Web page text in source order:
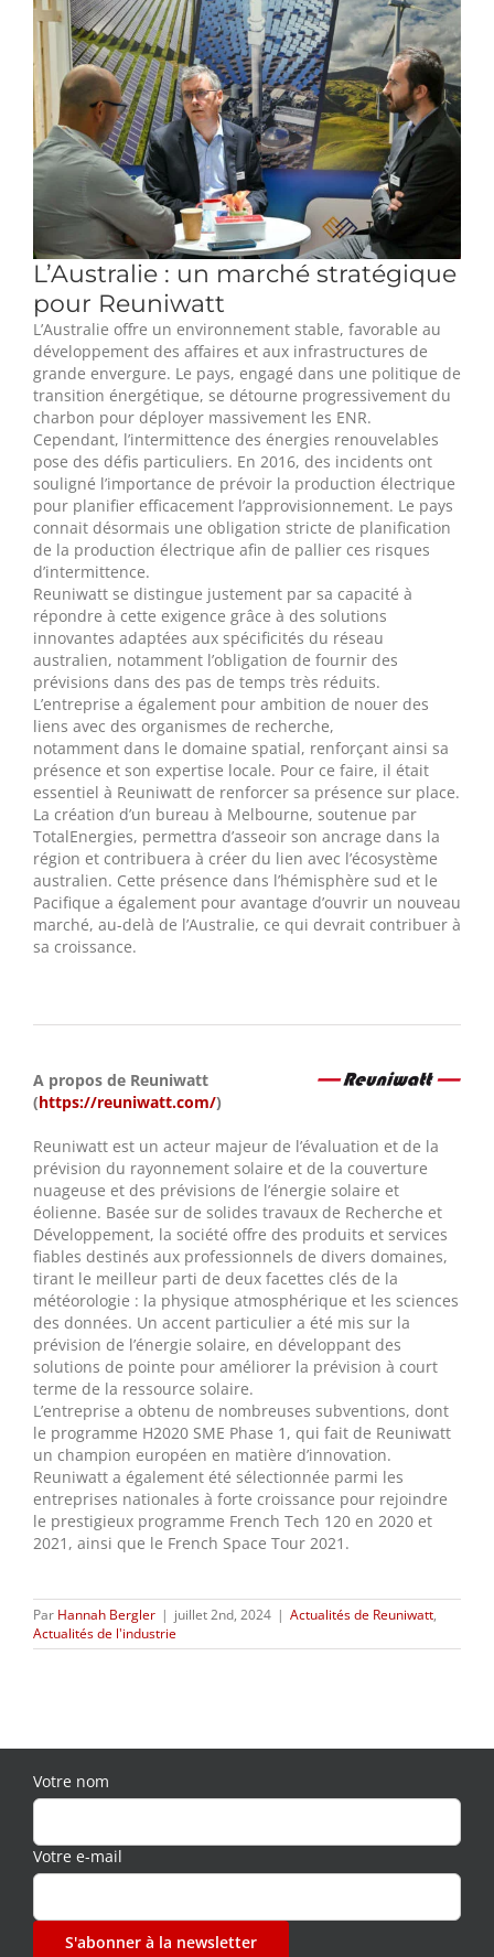
L’Australie : un marché stratégique
pour Reuniwatt
L’Australie offre un environnement stable, favorable au
développement des affaires et aux infrastructures de
grande envergure. Le pays, engagé dans une politique de
transition énergétique, se détourne progressivement du
charbon pour déployer massivement les ENR.
Cependant, l’intermittence des énergies renouvelables
pose des défis particuliers. En 2016, des incidents ont
souligné l’importance de prévoir la production électrique
pour planifier efficacement l’approvisionnement. Le pays
connait désormais une obligation stricte de planification
de la production électrique afin de pallier ces risques
d’intermittence.
Reuniwatt se distingue justement par sa capacité à
répondre à cette exigence grâce à des solutions
innovantes adaptées aux spécificités du réseau
australien, notamment l’obligation de fournir des
prévisions dans des pas de temps très réduits.
L’entreprise a également pour ambition de nouer des
liens avec des organismes de recherche,
notamment dans le domaine spatial, renforçant ainsi sa
présence et son expertise locale. Pour ce faire, il était
essentiel à Reuniwatt de renforcer sa présence sur place.
La création d’un bureau à Melbourne, soutenue par
TotalEnergies, permettra d’asseoir son ancrage dans la
région et contribuera à créer du lien avec l’écosystème
australien. Cette présence dans l’hémisphère sud et le
Pacifique a également pour avantage d’ouvrir un nouveau
marché, au-delà de l’Australie, ce qui devrait contribuer à
sa croissance.
A propos de Reuniwatt
(https://reuniwatt.com/)
Reuniwatt est un acteur majeur de l’évaluation et de la
prévision du rayonnement solaire et de la couverture
nuageuse et des prévisions de l’énergie solaire et
éolienne. Basée sur de solides travaux de Recherche et
Développement, la société offre des produits et services
fiables destinés aux professionnels de divers domaines,
tirant le meilleur parti de deux facettes clés de la
météorologie : la physique atmosphérique et les sciences
des données. Un accent particulier a été mis sur la
prévision de l’énergie solaire, en développant des
solutions de pointe pour améliorer la prévision à court
terme de la ressource solaire.
L’entreprise a obtenu de nombreuses subventions, dont
le programme H2020 SME Phase 1, qui fait de Reuniwatt
un champion européen en matière d’innovation.
Reuniwatt a également été sélectionnée parmi les
entreprises nationales à forte croissance pour rejoindre
le prestigieux programme French Tech 120 en 2020 et
2021, ainsi que le French Space Tour 2021.
Par Hannah Bergler | juillet 2nd, 2024 | Actualités de Reuniwatt,
Actualités de l'industrie
Votre nom
Votre e-mail